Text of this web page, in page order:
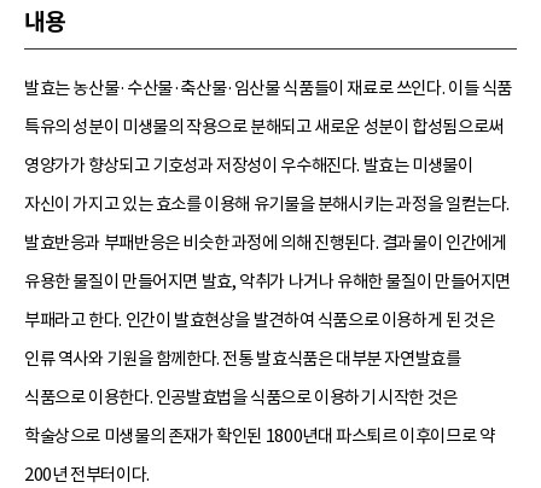
내용
발효는 농산물·수산물·축산물·임산물 식품들이 재료로 쓰인다. 이들 식품
특유의 성분이 미생물의 작용으로 분해되고 새로운 성분이 합성됨으로써
영양가가 향상되고 기호성과 저장성이 우수해진다. 발효는 미생물이
자신이 가지고 있는 효소를 이용해 유기물을 분해시키는 과정을 일컫는다.
발효반응과 부패반응은 비슷한 과정에 의해 진행된다. 결과물이 인간에게
유용한 물질이 만들어지면 발효, 악취가 나거나 유해한 물질이 만들어지면
부패라고 한다. 인간이 발효현상을 발견하여 식품으로 이용하게 된 것은
인류 역사와 기원을 함께한다. 전통 발효식품은 대부분 자연발효를
식품으로 이용한다. 인공발효법을 식품으로 이용하기 시작한 것은
학술상으로 미생물의 존재가 확인된 1800년대 파스퇴르 이후이므로 약
200년 전부터이다.